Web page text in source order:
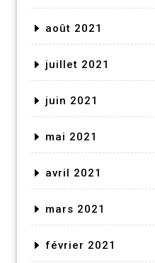
août 2021
juillet 2021
juin 2021
mai 2021
avril 2021
mars 2021
février 2021